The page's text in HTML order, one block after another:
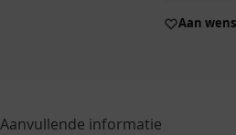
Aan
Aanvullende informatie